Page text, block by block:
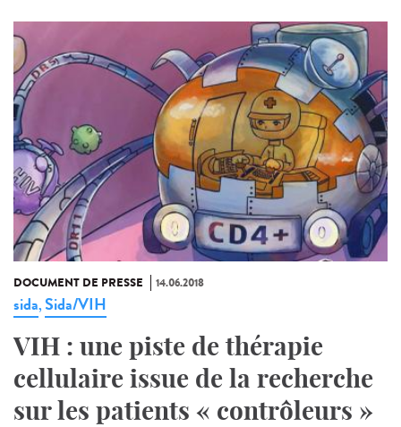
DOCUMENT DE PRESSE 14.06.2018
sida,Sida/VIH
VIH : une piste de thérapie
cellulaire issue de la recherche
sur les patients « contrôleurs »